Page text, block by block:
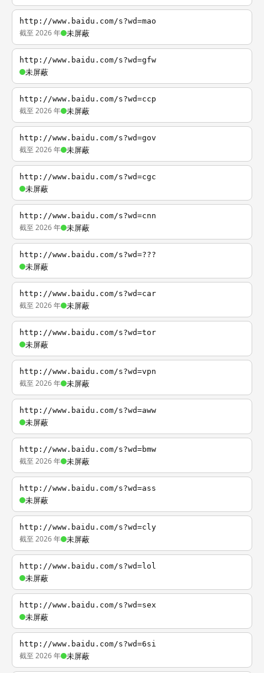
http://www.baidu.com/s?wd=mao
截至 2026 年 未屏蔽
http://www.baidu.com/s?wd=gfw
未屏蔽
http://www.baidu.com/s?wd=ccp
截至 2026 年 未屏蔽
http://www.baidu.com/s?wd=gov
截至 2026 年 未屏蔽
http://www.baidu.com/s?wd=cgc
未屏蔽
http://www.baidu.com/s?wd=cnn
截至 2026 年 未屏蔽
http://www.baidu.com/s?wd=???
未屏蔽
http://www.baidu.com/s?wd=car
截至 2026 年 未屏蔽
http://www.baidu.com/s?wd=tor
未屏蔽
http://www.baidu.com/s?wd=vpn
截至 2026 年 未屏蔽
http://www.baidu.com/s?wd=aww
未屏蔽
http://www.baidu.com/s?wd=bmw
截至 2026 年 未屏蔽
http://www.baidu.com/s?wd=ass
未屏蔽
http://www.baidu.com/s?wd=cly
截至 2026 年 未屏蔽
http://www.baidu.com/s?wd=lol
未屏蔽
http://www.baidu.com/s?wd=sex
未屏蔽
http://www.baidu.com/s?wd=6si
截至 2026 年 未屏蔽